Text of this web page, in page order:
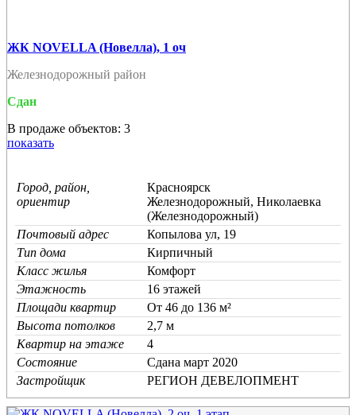
ЖК NOVELLA (Новелла), 1 оч
Железнодорожный район
Сдан
В продаже объектов: 3
показать
Город, район,
ориентир
Красноярск
Железнодорожный, Николаевка
(Железнодорожный)
Почтовый адрес
Копылова ул, 19
Тип дома
Кирпичный
Класс жилья
Комфорт
Этажность
16 этажей
Площади квартир
От 46 до 136 м²
Высота потолков
2,7 м
Квартир на этаже
4
Состояние
Cдана март 2020
Застройщик
РЕГИОН ДЕВЕЛОПМЕНТ